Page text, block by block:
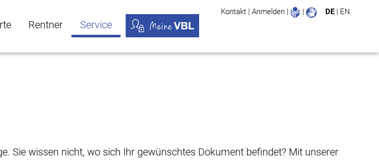
Rentner Service
Kontakt | Anmelden | Leichte Sprache
| DE | EN
Sie wissen nicht, wo sich Ihr gewünschtes Dokument befindet? Mit unserer